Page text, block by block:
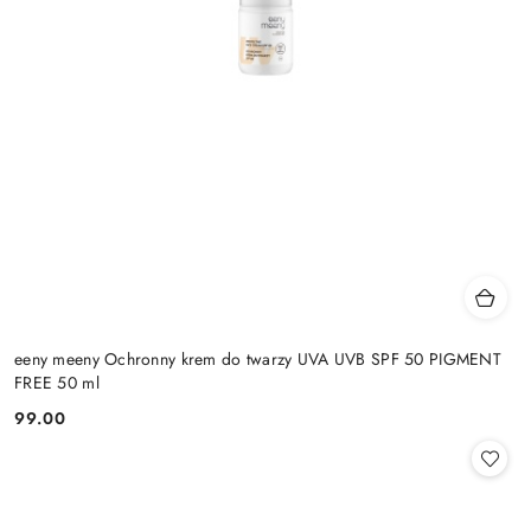
eeny meeny Ochronny krem do twarzy UVA UVB SPF 50 PIGMENT
FREE 50 ml
Cena:
99.00